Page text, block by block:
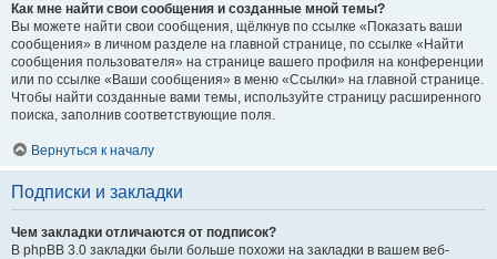
Как мне найти свои сообщения и созданные мной темы?
Вы можете найти свои сообщения, щёлкнув по ссылке «Показать ваши
сообщения» в личном разделе на главной странице, по ссылке «Найти
сообщения пользователя» на странице вашего профиля на конференции
или по ссылке «Ваши сообщения» в меню «Ссылки» на главной странице.
Чтобы найти созданные вами темы, используйте страницу расширенного
поиска, заполнив соответствующие поля.
Вернуться к началу
Подписки и закладки
Чем закладки отличаются от подписок?
В phpBB 3.0 закладки были больше похожи на закладки в вашем веб-